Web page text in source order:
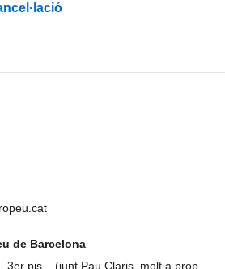
de Barcelona
3er pis – (junt Pau Claris, molt a prop